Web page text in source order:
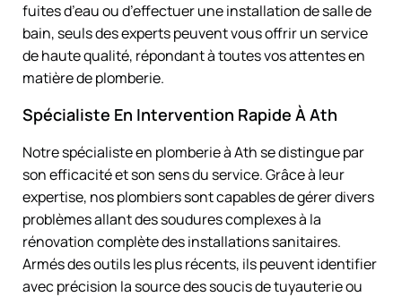
fuites d’eau ou d’effectuer une installation de salle de
bain, seuls des experts peuvent vous offrir un service
de haute qualité, répondant à toutes vos attentes en
matière de plomberie.
Spécialiste En Intervention Rapide À Ath
Notre spécialiste en plomberie à Ath se distingue par
son efficacité et son sens du service. Grâce à leur
expertise, nos plombiers sont capables de gérer divers
problèmes allant des soudures complexes à la
rénovation complète des installations sanitaires.
Armés des outils les plus récents, ils peuvent identifier
avec précision la source des soucis de tuyauterie ou